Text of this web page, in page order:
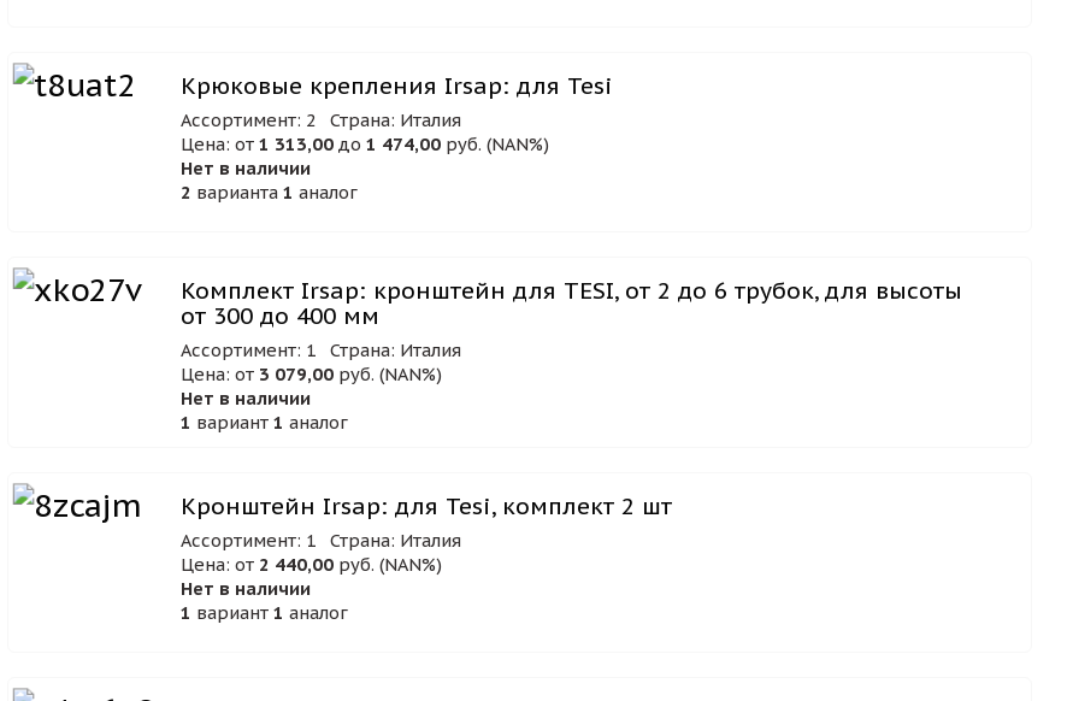
Крюковые крепления Irsap: для Tesi
Ассортимент: 2
Страна: Италия
Цена: от1 313,00 до1 474,00 руб. (NAN%)
Нет в наличии
2 варианта1 аналог
Комплект Irsap: кронштейн для TESI, от 2 до 6 трубок, для высоты
от 300 до 400 мм
Ассортимент: 1
Страна: Италия
Цена: от 3 079,00 руб. (NAN%)
Нет в наличии
1 вариант1 аналог
Кронштейн Irsap: для Tesi, комплект 2 шт
Ассортимент: 1
Страна: Италия
Цена: от 2 440,00 руб. (NAN%)
Нет в наличии
1 вариант1 аналог